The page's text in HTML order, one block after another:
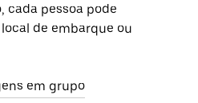
cada pessoa pode
de embarque ou
em grupo